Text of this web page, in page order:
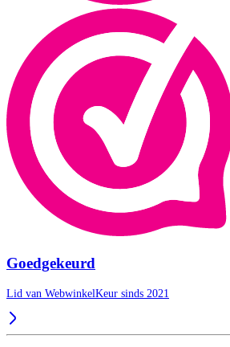
Goedgekeurd
Lid van WebwinkelKeur sinds 2021